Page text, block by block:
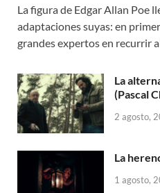
La figura de Edgar Allan Poe
adaptaciones suyas: en
grandes expertos en recurrir
La
(Pascal
2 agosto,
La
1 agosto,